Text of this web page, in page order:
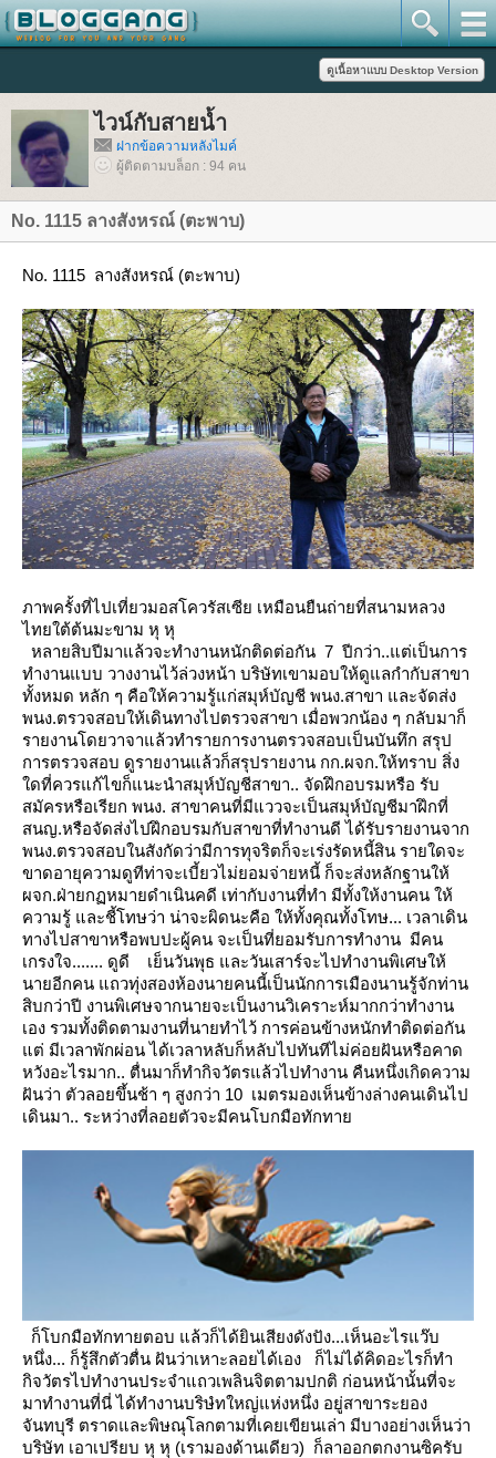
ไวน์กับสายน้ำ
ฝากข้อความหลังไมค์
ผู้ติดตามบล็อก : 94 คน
No. 1115 ลางสังหรณ์ (ตะพาบ)
No. 1115 ลางสังหรณ์ (ตะพาบ)
ภาพครั้งที่ไปเที่ยวมอสโควรัสเซีย เหมือนยืนถ่ายที่สนามหลวง
ไทยใต้ต้นมะขาม หุ หุ
หลายสิบปีมาแล้วจะทำงานหนักติดต่อกัน 7 ปีกว่า..แต่เป็นการ
ทำงานแบบ วางงานไว้ล่วงหน้า บริษัทเขามอบให้ดูแลกำกับสาขา
ทั้งหมด หลัก ๆ คือให้ความรู้แก่สมุห์บัญชี พนง.สาขา ละจัดส่ง
พนง.ตรวจสอบให้เดินทางไปตรวจสาขา เมื่อพวกน้อง ๆ กลับมาก็
รายงานโดยวาจาแล้วทำรายการงานตรวจสอบเป็นบันทึก สรุป
การตรวจสอบ ดูรายงานแล้วก็สรุปรายงาน กก.ผจก.ให้ทราบ สิ่ง
ดที่ควรแก้ไขก็แนะนำสมุห์บัญชีสาขา.. จัดฝึกอบรมหรือ รับ
สมัครหรือเรียก พนง. สาขาคนที่มีแววจะเป็นสมุห์บัญชีมาฝึกที่
สนญ.หรือจัดส่งไปฝึกอบรมกับสาขาที่ทำงานดี ได้รับรายงานจาก
พนง.ตรวจสอบในสังกัดว่ามีการทุจริตก็จะเร่งรัดหนี้สิน รายใดจะ
ขาดอายุความดูทีท่าจะเบี้ยวไม่ยอมจ่ายหนี้ ก็จะส่งหลักฐานให้
ผจก.ฝ่ายกฏหมายดำเนินคดี เท่ากับงานที่ทำ มีทั้งให้งานคน ให้
ความรู้ และชี้โทษว่า น่าจะผิดนะคือ ให้ทั้งคุณทั้งโทษ... เวลาเดิน
ทางไปสาขาหรือพบปะผู้คน จะเป็นที่ยอมรับการทำงาน มีคน
เกรงใจ....... ดูดี
เย็นวันพุธ และวันเสาร์จะไปทำงานพิเศษให้
นายอีกคน แถวทุ่งสองห้องนายคนนี้เป็นนักการเมืองนานรู้จักท่าน
สิบกว่าปี งานพิเศษจากนายจะเป็นงานวิเคราะห์มากกว่าทำงาน
เอง รวมทั้งติดตามงานที่นายทำไว้ การค่อนข้างหนักทำติดต่อกัน
ต่ มีเวลาพักผ่อน ได้เวลาหลับก็หลับไปทันทีไม่ค่อยฝันหรือคาด
หวังอะไรมาก.. ตื่นมาก็ทำกิจวัตรแล้วไปทำงาน คืนหนึ่งเกิดความ
ฝันว่า ตัวลอยขึ้นช้า ๆ สูงกว่า 10 เมตรมองเห็นข้างล่างคนเดินไป
เดินมา.. ระหว่างที่ลอยตัวจะมีคนโบกมือทักทา
ก็โบกมือทักทายตอบ แล้วก็ได้ยินเสียงดังปัง...เห็นอะไรแว๊บ
หนึ่ง... ก็รู้สึกตัวตื่น ฝันว่าเหาะลอยได้เอง ก็ไม่ได้คิดอะไรก็ทำ
กิจวัตรไปทำงานประจำแถวเพลินจิตตามปกติ ก่อนหน้านั้นที่จะ
มาทำงานที่นี่ ได้ทำงานบริษํทใหญ่แห่งหนึ่ง อยู่สาขาระยอง
จันทบุรี ตราดและพิษณุโลกตามที่เคยเขียนเล่า มีบางอย่างเห็นว่า
บริษัท เอาเปรียบ หุ หุ (เรามองด้านเดียว) ก็ลาออกตกงานซิครับ